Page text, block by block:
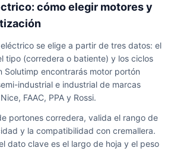
cómo elegir motores y
se elige a partir de tres datos: el
tipo (corredera o batiente) y los ciclos
Solutimp encontrarás motor portón
industrial e industrial de marcas
FAAC, PPA y Rossi.
portones corredera, valida el rango de
y la compatibilidad con cremallera.
dato clave es el largo de hoja y el peso